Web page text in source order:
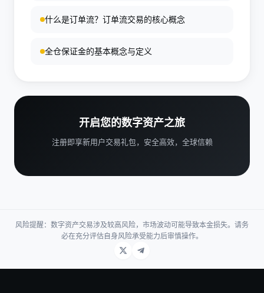
质押全攻略！零基础快速上手DeFi赚钱指南
（2026最新版）
什么是订单流？订单流交易的核心概念
全仓保证金的基本概念与定义
开启您的数字资产之旅
注册即享新用户交易礼包，安全高效，全球信赖
风险提醒：数字资产交易涉及较高风险，市场波动可能导致本金损失。请务
必在充分评估自身风险承受能力后审慎操作。